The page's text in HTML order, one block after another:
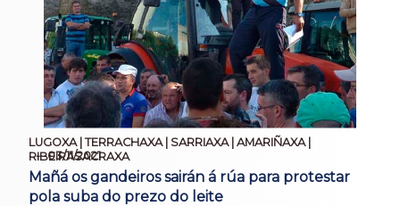
LUGOXA | TERRACHAXA | SARRIAXA | AMARIÑAXA |
RIBEIRASACRAXA
03/11/2021
Mañá os gandeiros sairán á rúa para protestar
pola suba do prezo do leite